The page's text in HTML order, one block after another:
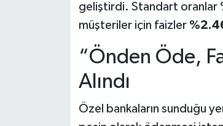
geliştirdi. Standart oranlar
müşteriler için faizler
“Önden Öde,
Alındı
Özel bankaların sunduğu